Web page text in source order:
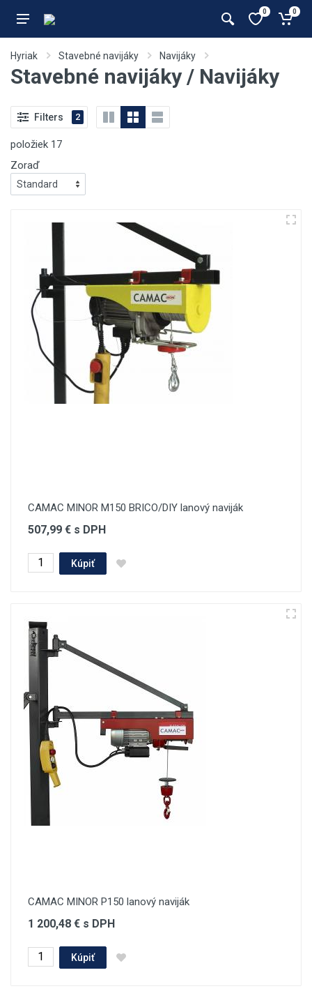
0 0
Hyriak Stavebné navijáky Navijáky
Stavebné navijáky / Navijáky
Filters 2
položiek 17
Zoraď
CAMAC MINOR M150 BRICO/DIY lanový naviják
507,99 € s DPH
Kúpiť
CAMAC MINOR P150 lanový naviják
1 200,48 € s DPH
Kúpiť